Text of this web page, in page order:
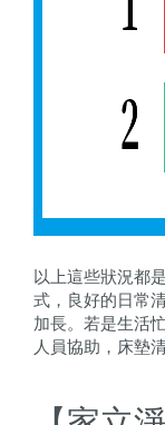
以上這些狀況都
式，良好的日常
加長。若是生活
人員協助，床墊